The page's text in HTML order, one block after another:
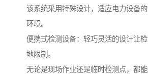
该系统采用特殊设计，适应电力设备
环境。
便携式检测设备：轻巧灵活的设计让
地限制。
无论是现场作业还是临时检测点，都